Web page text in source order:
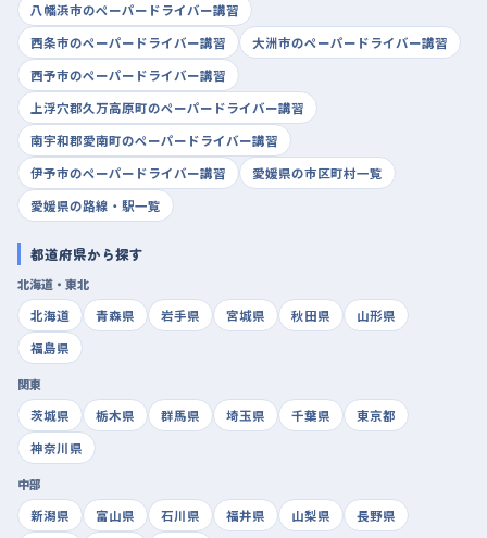
八幡浜市のペーパードライバー講習
西条市のペーパードライバー講習
大洲市のペーパードライバー講習
西予市のペーパードライバー講習
上浮穴郡久万高原町のペーパードライバー講習
南宇和郡愛南町のペーパードライバー講習
伊予市のペーパードライバー講習
愛媛県の市区町村一覧
愛媛県の路線・駅一覧
都道府県から探す
北海道・東北
北海道
青森県 岩手県 宮城県 秋田県
山形県
福島県
関東
茨城県
栃木県 群馬県 埼玉県 千葉県
東京都
神奈川県
中部
新潟県
富山県 石川県 福井県 山梨県
長野県